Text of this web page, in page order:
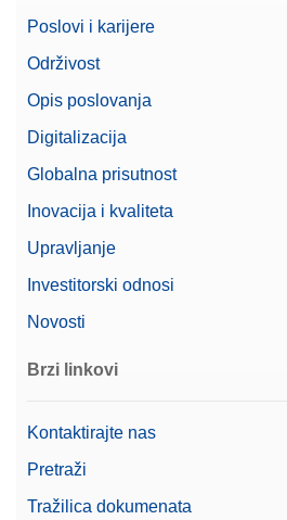
Poslovi i karijere
Održivost
Opis poslovanja
Digitalizacija
Globalna prisutnost
Inovacija i kvaliteta
Upravljanje
Investitorski odnosi
Novosti
Brzi linkovi
Kontaktirajte nas
Pretraži
Tražilica dokumenata